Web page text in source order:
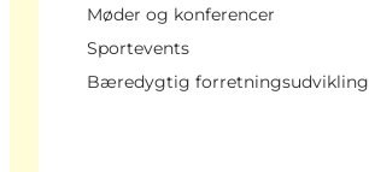
Møder og konferencer
Sportevents
Bæredygtig forretningsudvikling